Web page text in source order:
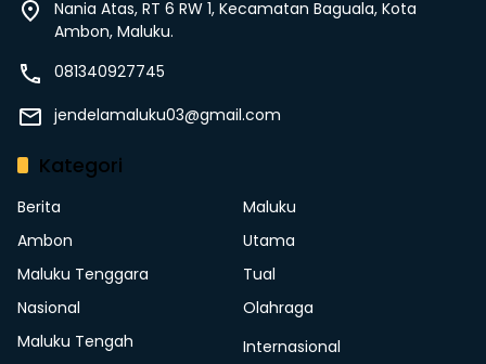
Nania Atas, RT 6 RW 1, Kecamatan Baguala, Kota
Ambon, Maluku.
081340927745
jendelamaluku03@gmail.com
Kategori
Berita
Maluku
Ambon
Utama
Maluku Tenggara
Tual
Nasional
Olahraga
Maluku Tengah
Internasional